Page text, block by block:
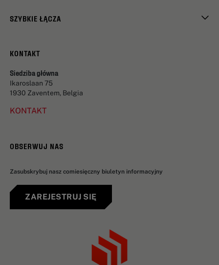
SZYBKIE ŁĄCZA
KONTAKT
Siedziba główna
Ikaroslaan 75
1930 Zaventem, Belgia
KONTAKT
OBSERWUJ NAS
Zasubskrybuj nasz comiesięczny biuletyn informacyjny
ZAREJESTRUJ SIĘ